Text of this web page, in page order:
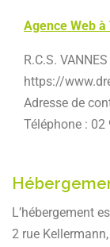
Agence Web à
R.C.S.
https://
Adresse de
Téléphone : 02
L’hébergement
2 rue